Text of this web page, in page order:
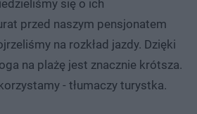
się o ich
przed naszym pensjonatem
na rozkład jazdy. Dzięki
na plażę jest znacznie krótsza.
- tłumaczy turystka.